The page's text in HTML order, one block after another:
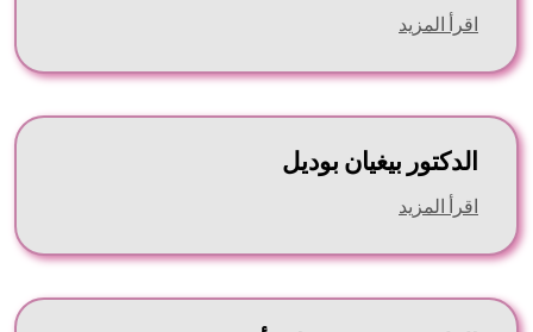
اقرأ المزيد
الدكتور بيغيان بوديل
اقرأ المزيد